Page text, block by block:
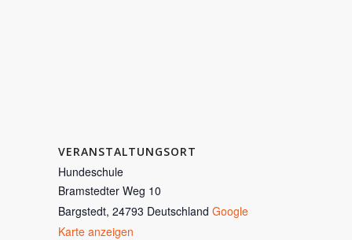
VERANSTALTUNGSORT
Hundeschule
Bramstedter Weg 10
Bargstedt, 24793 Deutschland Google
Karte anzeigen